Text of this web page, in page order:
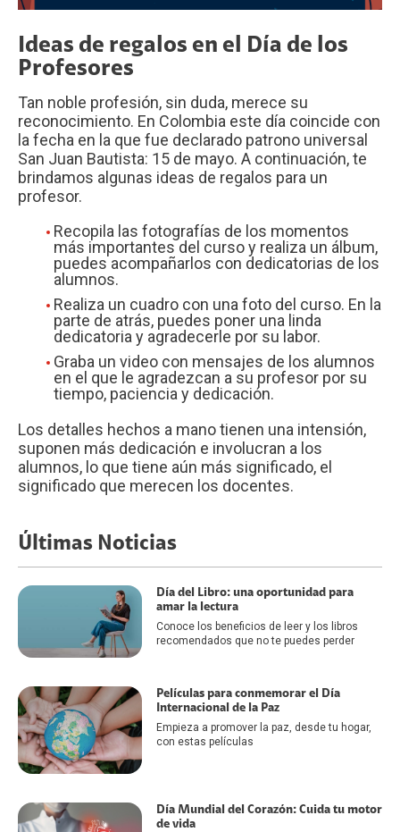
Ideas de regalos en el Día de los
Profesores
Tan noble profesión, sin duda, merece su
reconocimiento. En Colombia este día coincide con
la fecha en la que fue declarado patrono universal
San Juan Bautista: 15 de mayo. A continuación, te
brindamos algunas ideas de regalos para un
profesor.
Recopila las fotografías de los momentos
más importantes del curso y realiza un álbum,
puedes acompañarlos con dedicatorias de los
alumnos.
Realiza un cuadro con una foto del curso. En la
parte de atrás, puedes poner una linda
dedicatoria y agradecerle por su labor.
Graba un video con mensajes de los alumnos
en el que le agradezcan a su profesor por su
tiempo, paciencia y dedicación.
Los detalles hechos a mano tienen una intensión,
suponen más dedicación e involucran a los
alumnos, lo que tiene aún más significado, el
significado que merecen los docentes.
Últimas Noticias
Día del Libro: una oportunidad para
amar la lectura
Conoce los beneficios de leer y los libros
recomendados que no te puedes perder
Películas para conmemorar el Día
Internacional de la Paz
Empieza a promover la paz, desde tu hogar,
con estas películas
Día Mundial del Corazón: Cuida tu motor
de vida